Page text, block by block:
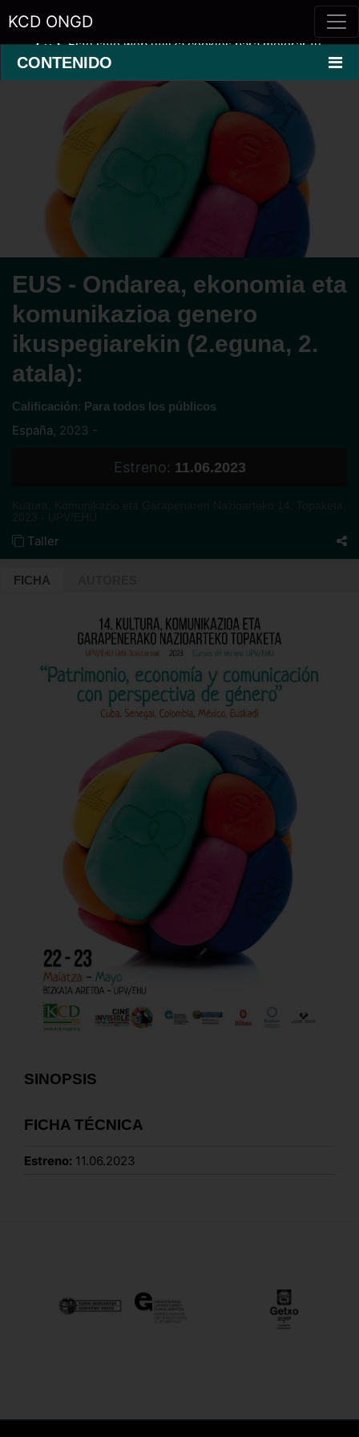
KCD ONGD
CONTENIDO
EUS - Ondarea, ekonomia eta
komunikazioa genero
ikuspegiarekin (2.eguna, 2.
atala):
Calificación: Para todos los públicos
España, 2023 -
Estreno: 11.06.2023
Taller
FICHA
SINOPSIS
FICHA TÉCNICA
Estreno: 11.06.2023
Este sitio web utiliza cookies para mejorar tu
experiencia.